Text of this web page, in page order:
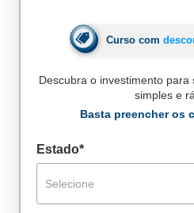
Curso com
Descubra o investimento
simples e
Basta preencher os
Estado*
Selecione